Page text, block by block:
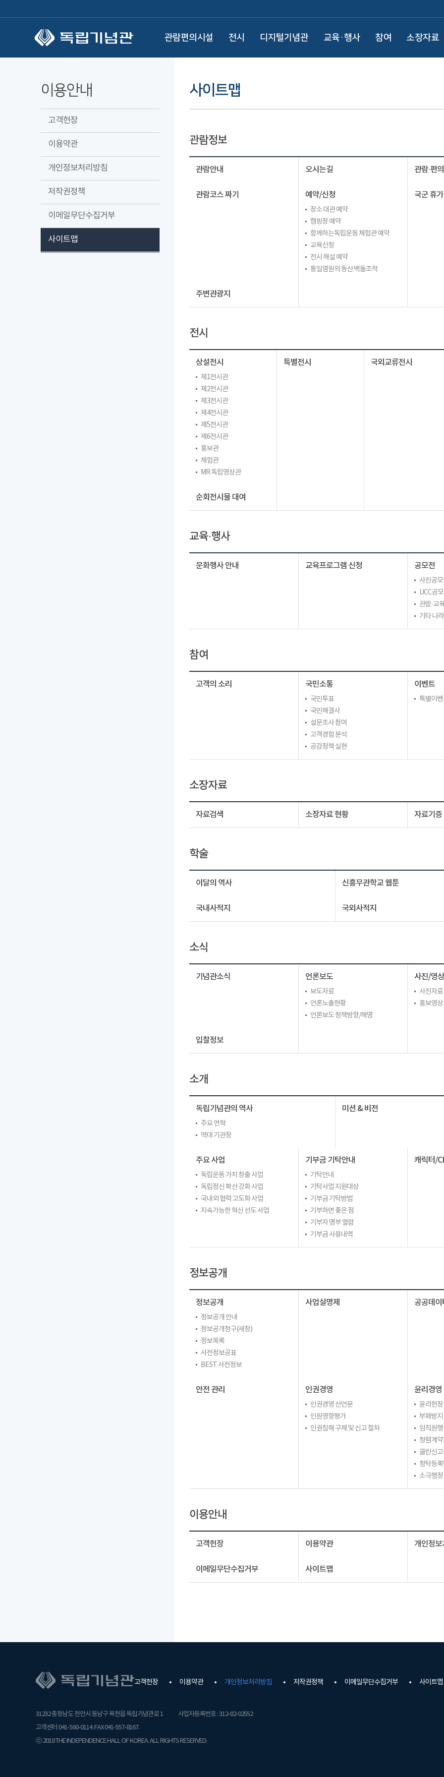
관람편의시설 전시 디지털기념관 교육·행사 참여 소장자료
이용안내
고객헌장
이용약관
개인정보처리방침
저작권정책
이메일무단수집거부
사이트맵
사이트맵
관람정보
관람안내 오시는길 관람·편
관람코스 짜기 예약/신청
장소 대관 예약
캠핑장 예약
함께하는독립운동 체험관 예약
교육신청
전시 해설 예약
통일염원의 동산 벽돌조적
국군 휴
주변관광지
전시
상설전시
제1전시관
제2전시관
제3전시관
제4전시관
제5전시관
제6전시관
홍보관
체험관
MR 독립영상관
특별전시 국외교류전시
순회전시물 대여
교육·행사
문화행사 안내 교육프로그램 신청 공모전
사진공모
UCC공
관람·교
기타 나
참여
고객의 소리 국민소통
국민투표
국민해결사
설문조사 참여
고객경험 분석
공감정책 실현
이벤트
특별이
소장자료
자료검색 소장자료 현황 자료기증
학술
이달의 역사 신흥무관학교 웹툰
국내사적지 국외사적지
소식
기념관소식 언론보도
보도자료
언론노출현황
언론보도 정책방향/해명
사진/영상
사진자료
홍보영상
입찰정보
소개
독립기념관의 역사
주요 연혁
역대 기관장
미션 & 비전
주요 사업
독립운동 가치 창출 사업
독립정신 확산 강화 사업
국내외 협력 고도화 사업
지속가능한 혁신 선도 사업
기부금 기탁안내
기탁안내
기탁사업 지원대상
기부금 기탁방법
기부하면 좋은 점
기부자 명부 열람
기부금 사용내역
캐릭터/
정보공개
정보공개
정보공개 안내
정보공개청구(새창)
정보목록
사전정보공표
BEST 사전정보
사업실명제 공공데
안전 관리 인권경영
인권경영 선언문
인원영향평가
인권침해 구제 및 신고 절차
윤리경영
윤리헌장
부패방
임직원
청렴계약
클린신고
청탁등
소극행정
이용안내
고객헌장 이용약관 개인정보
이메일무단수집거부 사이트맵
고객헌장 이용약관 개인정보처리방침 저작권정책 이메일무단수집거부 사이트맵
31232 충청남도 천안시 동남구 목천읍 독립기념관로 1
사업자등록번호 : 312-82-02552
고객센터 041-560-0114. FAX 041-557-8167.
ⓒ 2018 THE INDEPENDENCE HALL OF KOREA. ALL RIGHTS RESERVED.